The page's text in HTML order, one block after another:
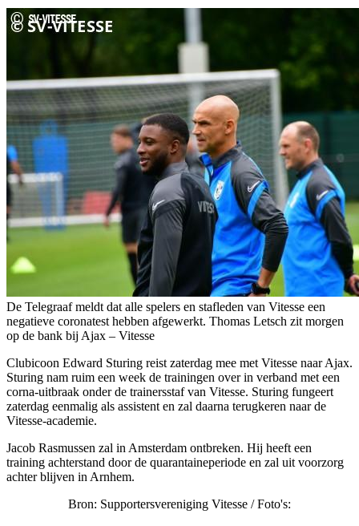
De Telegraaf meldt dat alle spelers en stafleden van Vitesse een
negatieve coronatest hebben afgewerkt. Thomas Letsch zit morgen
op de bank bij Ajax – Vitesse
Clubicoon Edward Sturing reist zaterdag mee met Vitesse naar Ajax.
Sturing nam ruim een week de trainingen over in verband met een
corna-uitbraak onder de trainersstaf van Vitesse. Sturing fungeert
zaterdag eenmalig als assistent en zal daarna terugkeren naar de
Vitesse-academie.
Jacob Rasmussen zal in Amsterdam ontbreken. Hij heeft een
training achterstand door de quarantaineperiode en zal uit voorzorg
achter blijven in Arnhem.
Bron: Supportersvereniging Vitesse / Foto's: